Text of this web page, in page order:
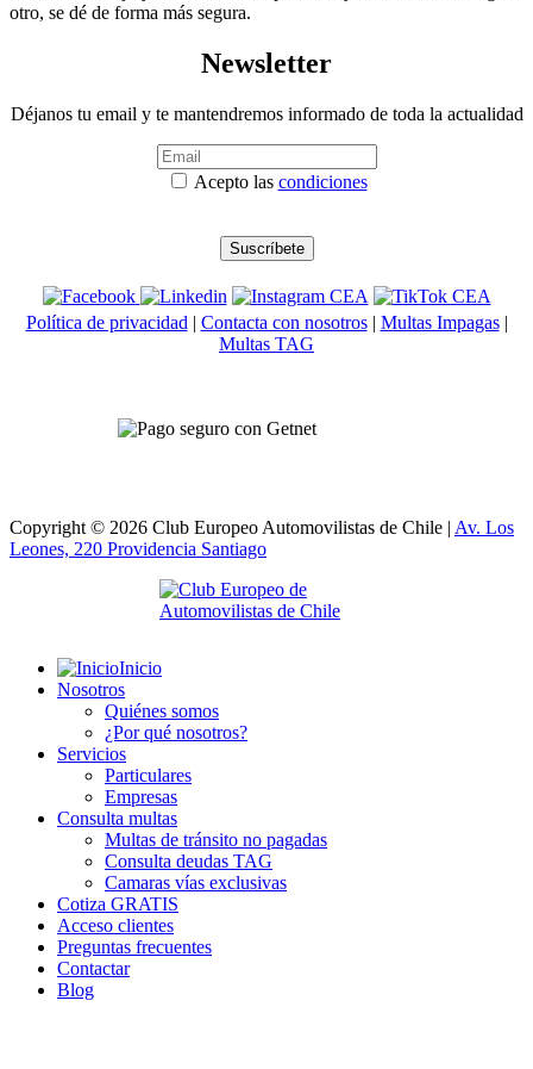
otro, se dé de forma más segura.
Newsletter
Déjanos tu email y te mantendremos informado de toda la actualidad
Acepto las condiciones
Política de privacidad | Contacta con nosotros| Multas Impagas|
Multas TAG
Copyright © 2026 Club Europeo Automovilistas de Chile | Av. Los
Leones, 220 Providencia Santiago
Inicio
Nosotros
Quiénes somos
¿Por qué nosotros?
Servicios
Particulares
Empresas
Consulta multas
Multas de tránsito no pagadas
Consulta deudas TAG
Camaras vías exclusivas
Cotiza GRATIS
Acceso clientes
Preguntas frecuentes
Contactar
Blog